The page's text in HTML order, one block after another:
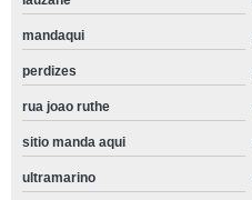
mandaqui
perdizes
rua joao ruthe
sitio manda aqui
ultramarino